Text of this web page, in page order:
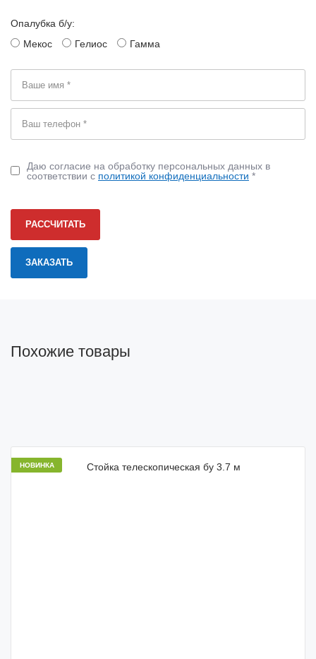
Опалубка б/у:
Мекос
Гелиос Гамма
Даю согласие на обработку персональных данных в
соответствии с политикой конфиденциальности *
РАССЧИТАТЬ
Похожие товары
НОВИНКА